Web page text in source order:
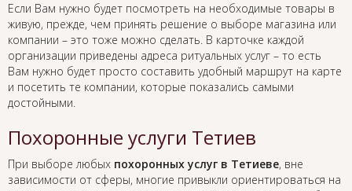
Если Вам нужно будет посмотреть на необходимые товары в
живую, прежде, чем принять решение о выборе магазина или
компании – это тоже можно сделать. В карточке каждой
организации приведены адреса ритуальных услуг – то есть
Вам нужно будет просто составить удобный маршрут на карте
и посетить те компании, которые показались самыми
достойными.
Похоронные услуги Тетиев
При выборе любых похоронных услуг в Тетиеве, вне
зависимости от сферы, многие привыкли ориентироваться на